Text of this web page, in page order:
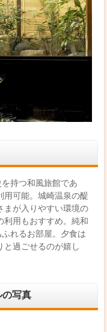
持つ和風旅館であ
用可能。城崎温泉の醍
まが入りやすい環境の
利用もおすすめ。純和
れるお部屋。夕食は
と過ごせるのが嬉し
写真